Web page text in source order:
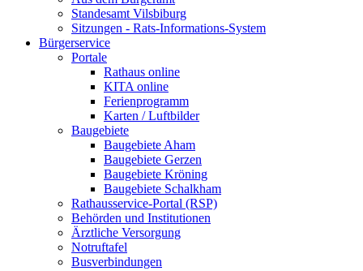
Standesamt Vilsbiburg
Sitzungen - Rats-Informations-System
Bürgerservice
Portale
Rathaus online
KITA online
Ferienprogramm
Karten / Luftbilder
Baugebiete
Baugebiete Aham
Baugebiete Gerzen
Baugebiete Kröning
Baugebiete Schalkham
Rathausservice-Portal (RSP)
Behörden und Institutionen
Ärztliche Versorgung
Notruftafel
Busverbindungen